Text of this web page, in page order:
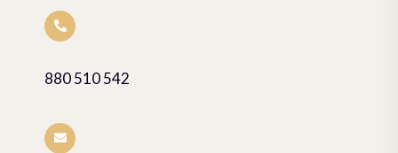
880 510 542